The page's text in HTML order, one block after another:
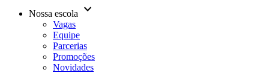
Nossa escola keyboard_arrow_down
Vagas
Equipe
Parcerias
Promoções
Novidades